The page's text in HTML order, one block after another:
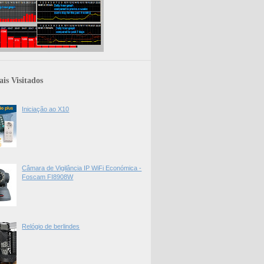
Visitados
Iniciação ao X10
Câmara de Vigilância IP WiFi Económica -
Foscam FI8908W
Relógio de berlindes